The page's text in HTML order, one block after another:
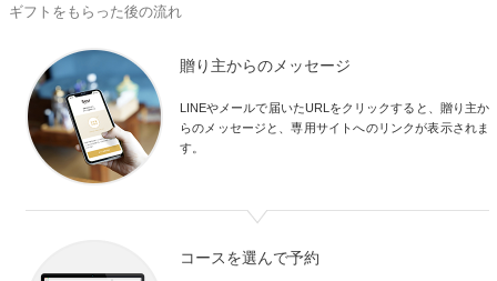
ギフトをもらった後の流れ
贈り主からのメッセージ
LINEやメールで届いたURLをクリックすると、贈り主か
らのメッセージと、専用サイトへのリンクが表示されま
す。
コースを選んで予約